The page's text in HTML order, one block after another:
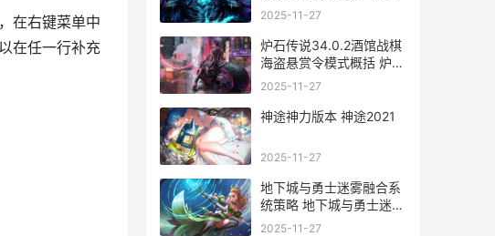
在右键菜单中
在任一行补充
最新版
2025-11-27
炉石传说34.0.2酒馆战棋
海盗悬赏令模式概括 炉石
酒馆新版
2025-11-27
神途神力版本 神途2021
2025-11-27
地下城与勇士迷雾融合系
统策略 地下城与勇士迷惘
之塔
2025-11-27